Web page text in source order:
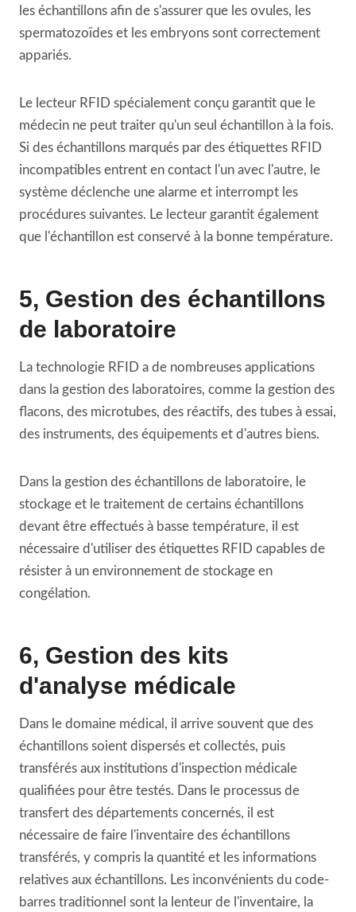
les échantillons afin de s'assurer que les ovules, les
spermatozoïdes et les embryons sont correctement
appariés.
Le lecteur RFID spécialement conçu garantit que le
médecin ne peut traiter qu'un seul échantillon à la fois.
Si des échantillons marqués par des étiquettes RFID
incompatibles entrent en contact l'un avec l'autre, le
système déclenche une alarme et interrompt les
procédures suivantes. Le lecteur garantit également
que l'échantillon est conservé à la bonne température.
5, Gestion des échantillons
de laboratoire
La technologie RFID a de nombreuses applications
dans la gestion des laboratoires, comme la gestion des
flacons, des microtubes, des réactifs, des tubes à essai,
des instruments, des équipements et d'autres biens.
Dans la gestion des échantillons de laboratoire, le
stockage et le traitement de certains échantillons
devant être effectués à basse température, il est
nécessaire d'utiliser des étiquettes RFID capables de
résister à un environnement de stockage en
congélation.
6, Gestion des kits
d'analyse médicale
Dans le domaine médical, il arrive souvent que des
échantillons soient dispersés et collectés, puis
transférés aux institutions d'inspection médicale
qualifiées pour être testés. Dans le processus de
transfert des départements concernés, il est
nécessaire de faire l'inventaire des échantillons
transférés, y compris la quantité et les informations
relatives aux échantillons. Les inconvénients du code-
barres traditionnel sont la lenteur de l'inventaire, la